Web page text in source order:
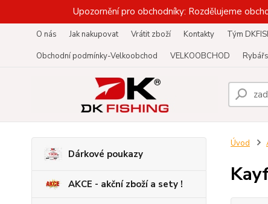
Upozornění pro obchodníky: Rozdělujeme
O nás Jak nakupovat Vrátit zboží Kontakty Tým
Obchodní podmínky-Velkoobchod
VELKOOBCHOD
Dárkové poukazy
AKCE - akční zboží a sety !
Úvod